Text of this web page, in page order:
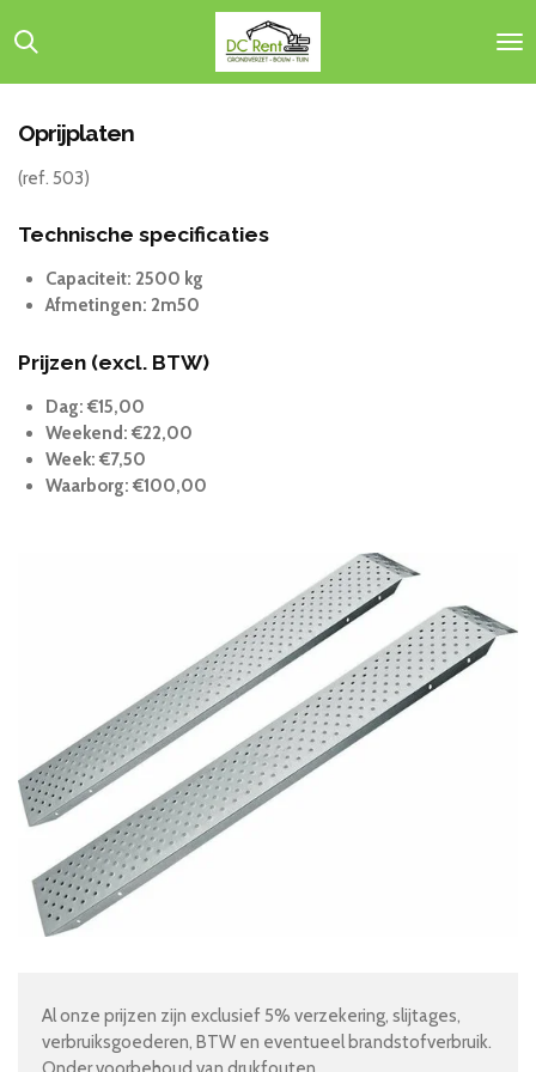
direct
hoofdinhoud
Oprijplaten
(ref. 503)
Technische specificaties
Capaciteit: 2500 kg
Afmetingen: 2m50
Prijzen (excl. BTW)
Dag: €15,00
Weekend: €22,00
Week: €7,50
Waarborg: €100,00
Al onze prijzen zijn exclusief 5% verzekering, slijtages,
verbruiksgoederen, BTW en eventueel brandstofverbruik.